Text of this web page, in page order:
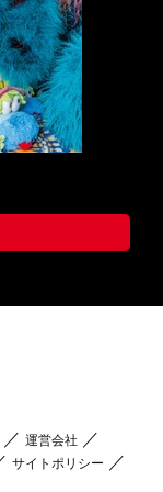
運営会社
サイトポリシー